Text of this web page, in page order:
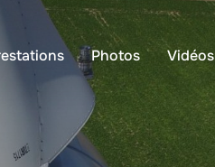
Photos Vidéos